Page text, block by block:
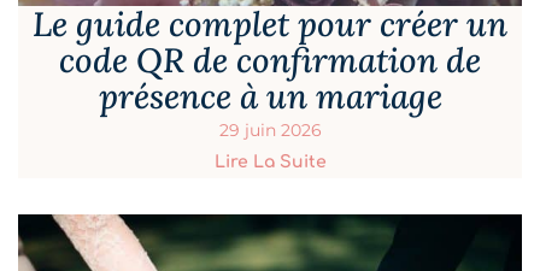
Le guide complet pour créer un
code QR de confirmation de
présence à un mariage
29 juin 2026
Lire La Suite